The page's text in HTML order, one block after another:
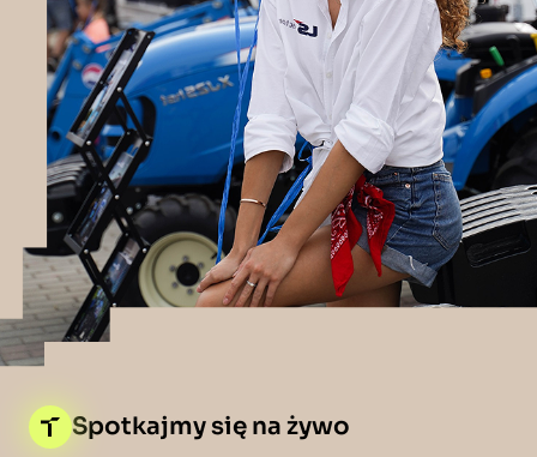
Spotkajmy się na żywo